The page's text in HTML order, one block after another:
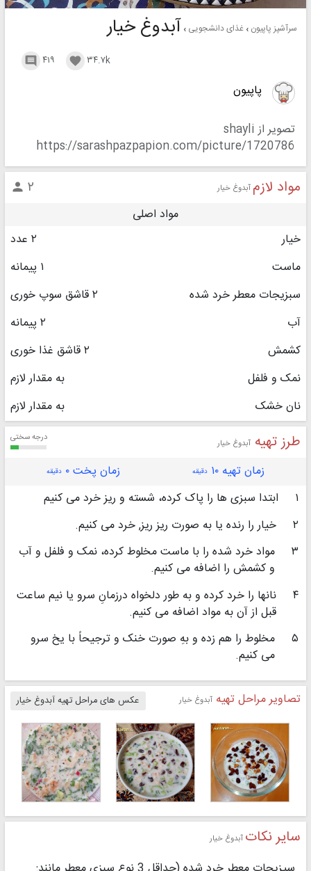
سرآشپز پاپیون غذای دانشجویی آبدوغ خیار
۴۱۹  ۳۴.۷k 
پاپیون
تصویر از shayli
https://sarashpazpapion.com/picture/1720786
مواد لازم آبدوغ خیار ۲ 
مواد اصلی
خیار
۲ عدد
ماست‏
۱ پیمانه
سبزیجات معطر خرد شده
۲ قاشق سوپ خوری
آب
۲ پیمانه
کشمش
۲ قاشق غذا خوری
نمک و فلفل
به مقدار لازم
نان خشک
به مقدار لازم
طرز تهیه آبدوغ خیار درجه سختی
زمان تهیه ۱۰ دقیقه زمان پخت ۰ دقیقه
۱
ابتدا سبزی ها را پاک کرده، شسته و ریز خرد می کنیم
۲
خیار را رنده یا به صورت ریز ریز, خرد می کنیم.
۳
مواد خرد شده را با ماست مخلوط کرده، نمک و فلفل و آب
و کشمش را اضافه می کنیم.
۴
نانها را خرد کرده و به طور دلخواه درزمانِ سرو یا نیم ساعت
قبل از آن به مواد اضافه می کنیم.
۵
مخلوط را هم زده و بهِ صورت خنک و ترجیحاً با یخ سرو
می کنیم.
تصاویر مراحل تهیه آبدوغ خیار عکس های مراحل تهیه آبدوغ خیار
سایر نکات آبدوغ خیار